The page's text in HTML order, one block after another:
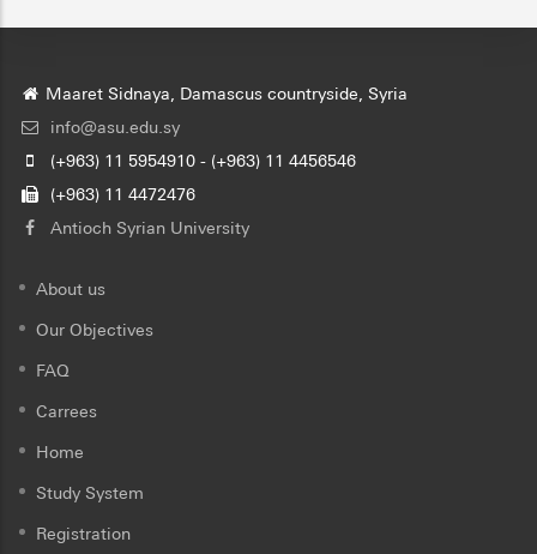
Maaret Sidnaya, Damascus countryside, Syria
info@asu.edu.sy
(+963) 11 5954910 - (+963) 11 4456546
(+963) 11 4472476
Antioch Syrian University
About us
Our Objectives
FAQ
Carrees
Home
Study System
Registration